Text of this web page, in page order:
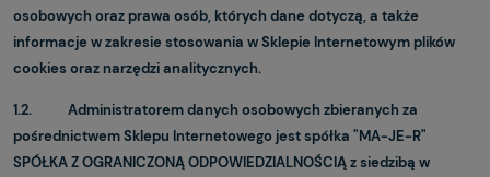
osobowych oraz prawa osób, których dane dotyczą, a także
informacje w zakresie stosowania w Sklepie Internetowym plików
cookies oraz narzędzi analitycznych.
1.2. Administratorem danych osobowych zbieranych za
pośrednictwem Sklepu Internetowego jest spółka "MA-JE-R"
SPÓŁKA Z OGRANICZONĄ ODPOWIEDZIALNOŚCIĄ z siedzibą w